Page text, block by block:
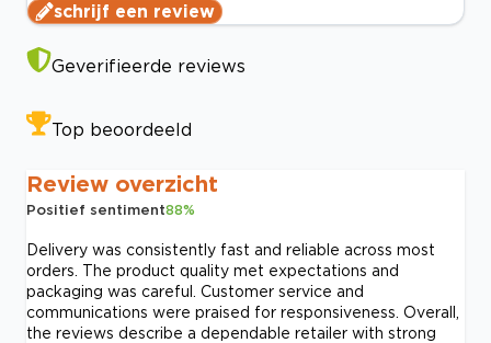
schrijf een review
Geverifieerde reviews
Top beoordeeld
Review overzicht
Positief sentiment88%
Delivery was consistently fast and reliable across most
orders. The product quality met expectations and
packaging was careful. Customer service and
communications were praised for responsiveness. Overall,
the reviews describe a dependable retailer with strong